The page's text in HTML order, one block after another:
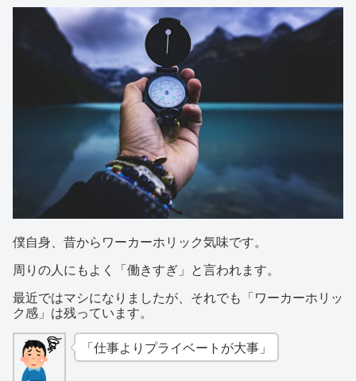
僕自身、昔からワーカーホリック気味です。
周りの人にもよく「働きすぎ」と言われます。
最近ではマシになりましたが、それでも「ワーカーホリッ
ク感」は残っています。
「仕事よりプライベートが大事」